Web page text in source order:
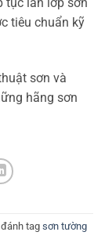
tiêu chuẩn kỹ
sơn và
hãng sơn
tag sơn tường